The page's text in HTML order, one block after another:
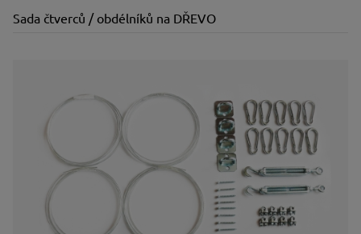
Sada čtverců / obdélníků na DŘEVO